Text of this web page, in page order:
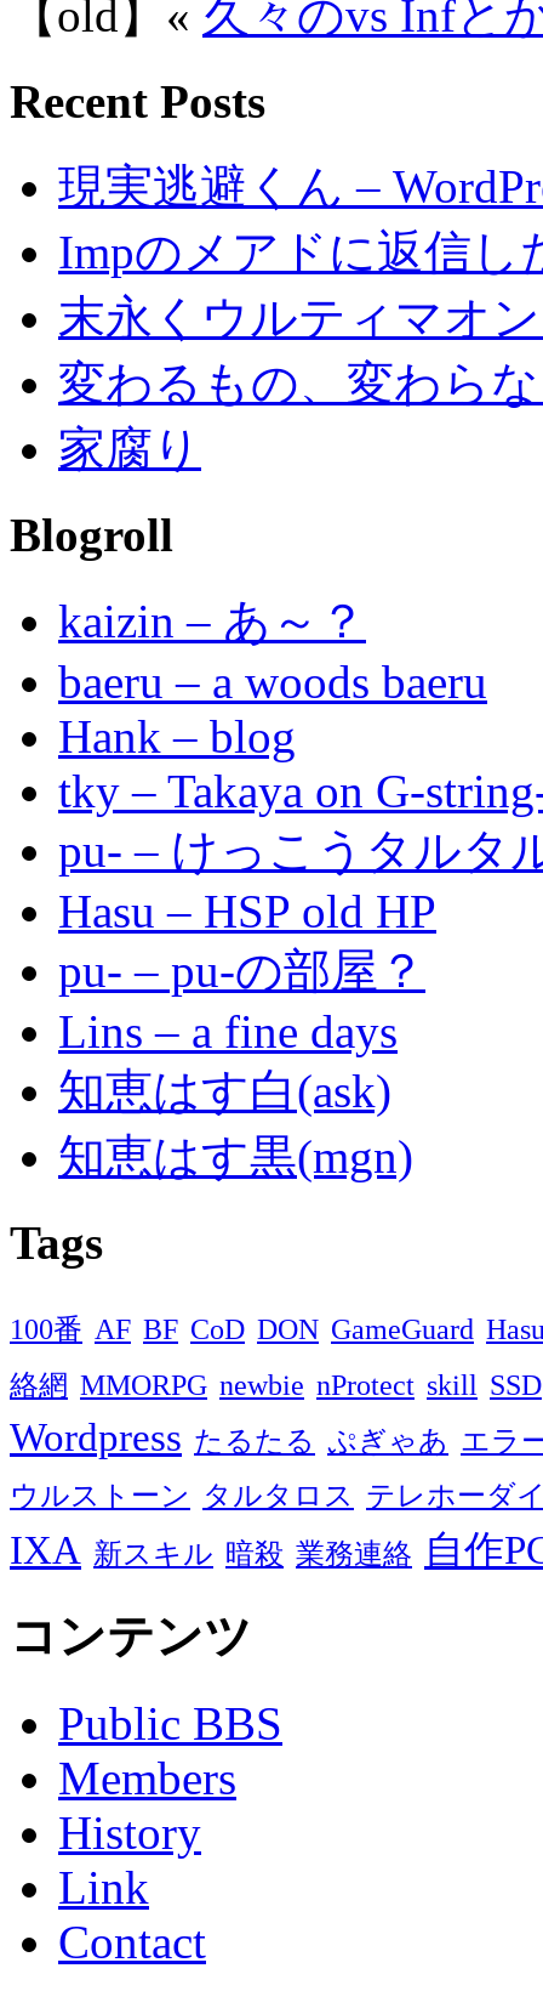
【old】« 久々のvs Infと
Recent Posts
現実逃避くん –
Impのメアドに返信し
末永くウルティマオ
変わるもの、変わら
家腐り
Blogroll
kaizin – あ～？
baeru – a woods baeru
Hank – blog
tky – Takaya on G-
pu- – けっこうタルタ
Hasu – HSP old HP
pu- – pu-の部屋？
Lins – a fine days
知恵はす白(ask)
知恵はす黒(mgn)
Tags
100番 AF BF CoD DON GameGuard
絡網 MMORPG newbie nProtect skill SSD
Wordpress たるたる ぷぎゃあ エラ
ウルストーン タルタロス テレホーダ
IXA 新スキル 暗殺 業務連絡 自作
コンテンツ
Public BBS
Members
History
Link
Contact